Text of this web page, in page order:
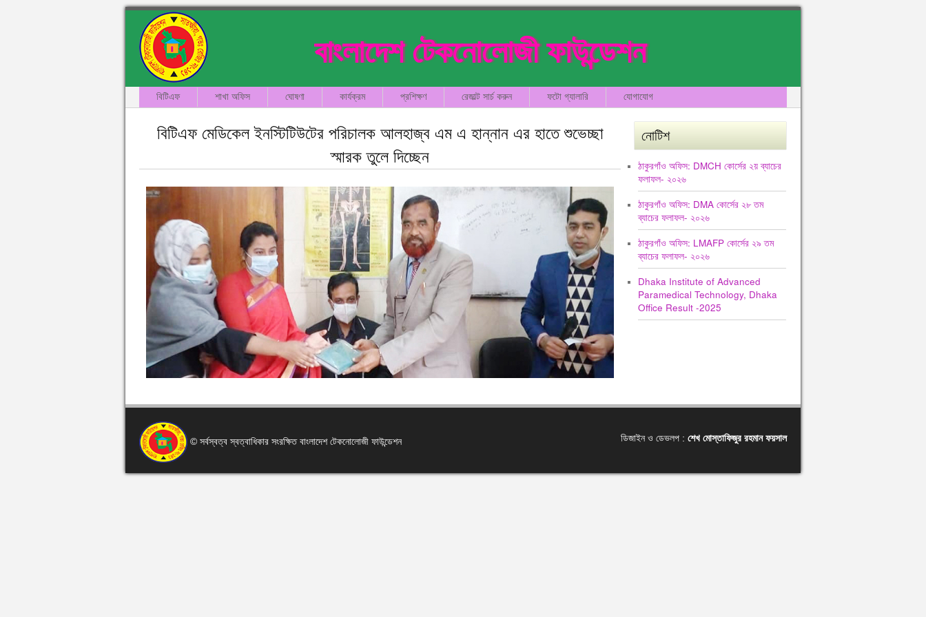
বাংলাদেশ টেকনোলোজী ফাউন্ডেশন
বিটিএফ শাখা অফিস ঘোষণা কার্যক্রম প্রশিক্ষণ রেজাল্ট সার্চ করুন ফটো গ্যালারি যোগাযোগ
বিটিএফ মেডিকেল ইনস্টিটিউটের পরিচালক আলহাজ্ব এম এ হান্নান এর হাতে শুভেচ্ছা
স্মারক তুলে দিচ্ছেন
নোটিশ
ঠাকুরগাঁও অফিস: DMCH কোর্সের ২য় ব্যাচের
ফলাফল- ২০২৬
ঠাকুরগাঁও অফিস: DMA কোর্সের ২৮ তম
ব্যাচের ফলাফল- ২০২৬
ঠাকুরগাঁও অফিস: LMAFP কোর্সের ২৯ তম
ব্যাচের ফলাফল- ২০২৬
Dhaka Institute of Advanced
Paramedical Technology, Dhaka
Office Result -2025
© সর্বস্বত্ব স্বত্বাধিকার সংরক্ষিত বাংলাদেশ টেকনোলোজী ফাউন্ডেশন ডিজাইন ও ডেভলপ : শেখ মোস্তাফিজুর রহমান ফয়সাল